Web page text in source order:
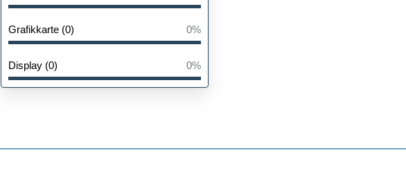
Grafikkarte (0) 0%
Display (0) 0%